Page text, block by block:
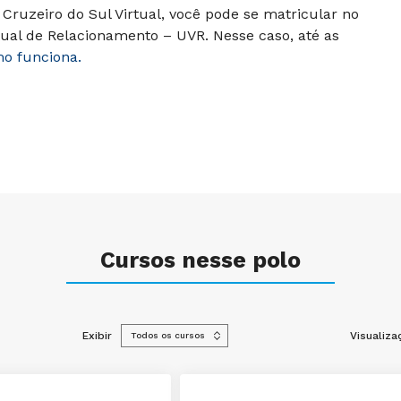
do Sul Virtual, você pode se matricular no
de Relacionamento – UVR. Nesse caso, até as
funciona.
Cursos nesse polo
Exibir